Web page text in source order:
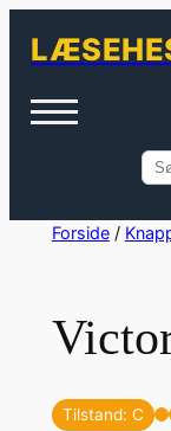
SpringForside/
Tilstand: C